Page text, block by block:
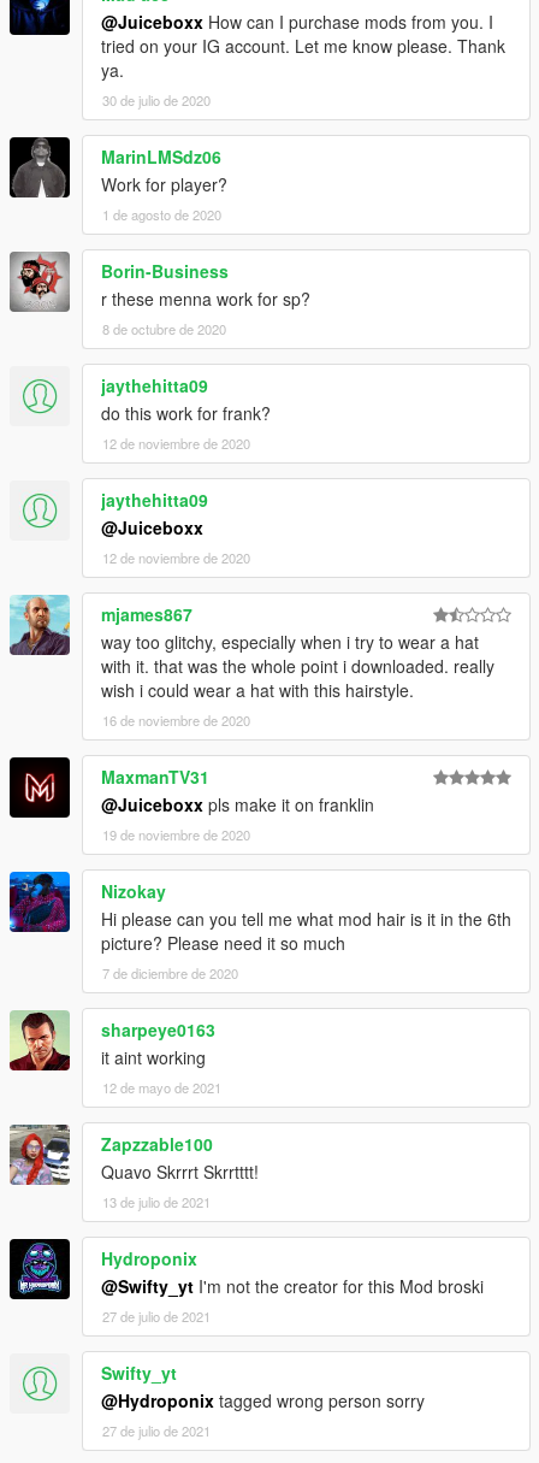
@Juiceboxx How can I purchase mods from you. I
tried on your IG account. Let me know please. Thank
ya.
30 de julio de 2020
MarinLMSdz06
Work for player?
1 de agosto de 2020
Borin-Business
r these menna work for sp?
8 de octubre de 2020
jaythehitta09
do this work for frank?
12 de noviembre de 2020
jaythehitta09
@Juiceboxx
12 de noviembre de 2020
mjames867
way too glitchy, especially when i try to wear a hat
with it. that was the whole point i downloaded. really
wish i could wear a hat with this hairstyle.
16 de noviembre de 2020
MaxmanTV31
@Juiceboxx pls make it on franklin
19 de noviembre de 2020
Nizokay
Hi please can you tell me what mod hair is it in the 6th
picture? Please need it so much
7 de diciembre de 2020
sharpeye0163
it aint working
12 de mayo de 2021
Zapzzable100
Quavo Skrrrt Skrrtttt!
13 de julio de 2021
Hydroponix
@Swifty_yt I'm not the creator for this Mod broski
27 de julio de 2021
Swifty_yt
@Hydroponix tagged wrong person sorry
27 de julio de 2021